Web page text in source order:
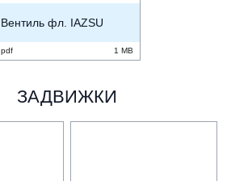
Вентиль фл. IAZSU
pdf 1 MB
ЗАДВИЖКИ